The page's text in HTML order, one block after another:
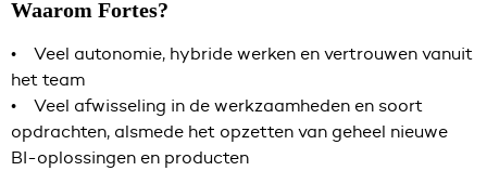
Waarom Fortes?
• Veel autonomie, hybride werken en vertrouwen vanuit
het team
• Veel afwisseling in de werkzaamheden en soort
opdrachten, alsmede het opzetten van geheel nieuwe
BI-oplossingen en producten